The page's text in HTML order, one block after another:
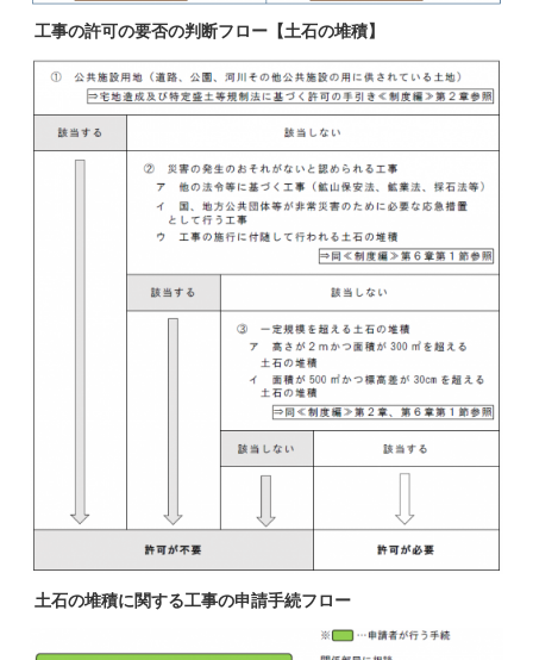
工事の許可の要否の判断フロー【土石の堆積】
土石の堆積に関する工事の申請手続フロー